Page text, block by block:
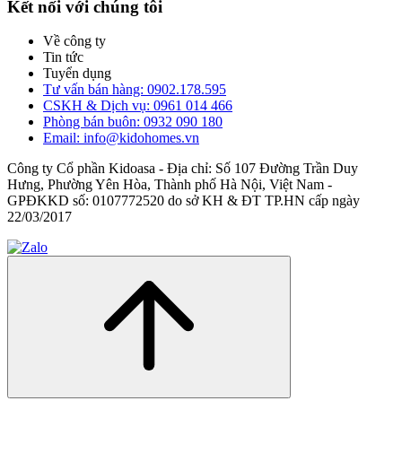
Kết nối với chúng tôi
Về công ty
Tin tức
Tuyển dụng
Tư vấn bán hàng: 0902.178.595
CSKH & Dịch vụ: 0961 014 466
Phòng bán buôn: 0932 090 180
Email: info@kidohomes.vn
Công ty Cổ phần Kidoasa - Địa chỉ: Số 107 Đường Trần Duy
Hưng, Phường Yên Hòa, Thành phố Hà Nội, Việt Nam -
GPĐKKD số: 0107772520 do sở KH & ĐT TP.HN cấp ngày
22/03/2017